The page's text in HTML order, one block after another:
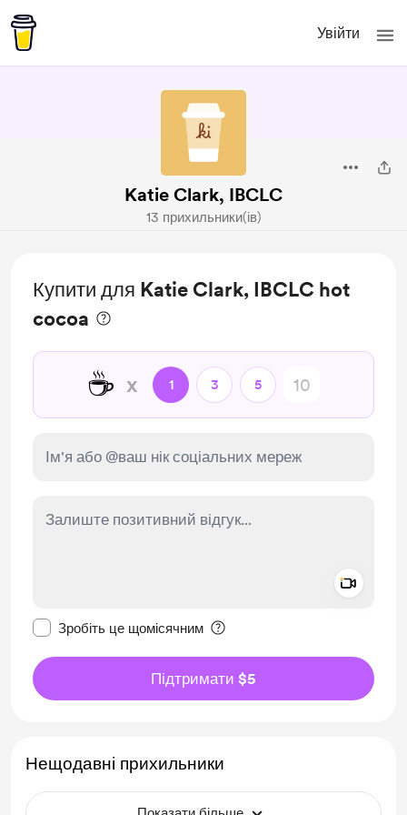
Увійти
Katie Clark, IBCLC
13 прихильники(ів)
Купити для Katie Clark, IBCLC hot
cocoa
☕ x 1 3 5
Зробіть це щомісячним
Підтримати $5
Нещодавні прихильники